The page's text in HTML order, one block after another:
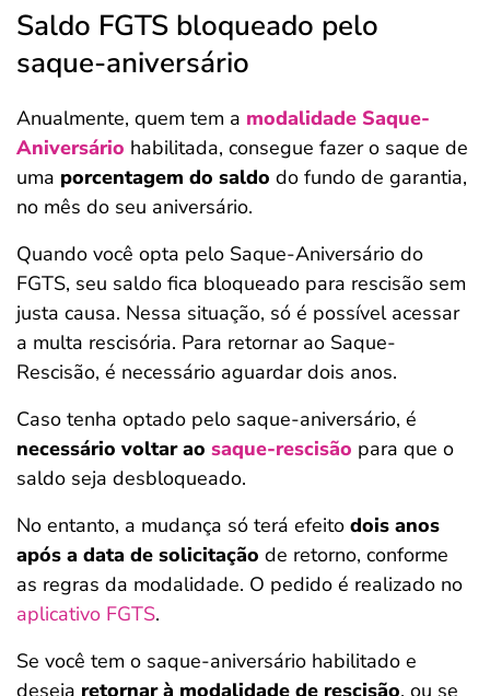
Saldo FGTS bloqueado pelo
saque-aniversário
Anualmente, quem tem a modalidade Saque-
Aniversário habilitada, consegue fazer o saque de
uma porcentagem do saldo do fundo de garantia,
no mês do seu aniversário.
Quando você opta pelo Saque-Aniversário do
FGTS, seu saldo fica bloqueado para rescisão sem
justa causa. Nessa situação, só é possível acessar
a multa rescisória. Para retornar ao Saque-
Rescisão, é necessário aguardar dois anos.
Caso tenha optado pelo saque-aniversário, é
necessário voltar ao saque-rescisão para que o
saldo seja desbloqueado.
No entanto, a mudança só terá efeito dois anos
após a data de solicitação de retorno, conforme
as regras da modalidade. O pedido é realizado no
aplicativo FGTS.
Se você tem o saque-aniversário habilitado e
deseja retornar à modalidade de rescisão, ou se